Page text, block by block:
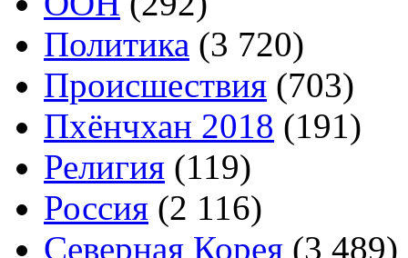
Политика (3 720)
Происшествия (703)
Пхёнчхан 2018 (191)
Религия (119)
Россия (2 116)
Северная Корея (3 489)